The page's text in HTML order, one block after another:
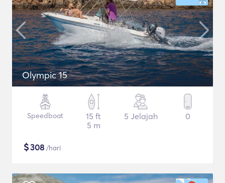
Olympic 15
Speedboat
15 ft
5 m
5 Jelajah 0
$308 /hari